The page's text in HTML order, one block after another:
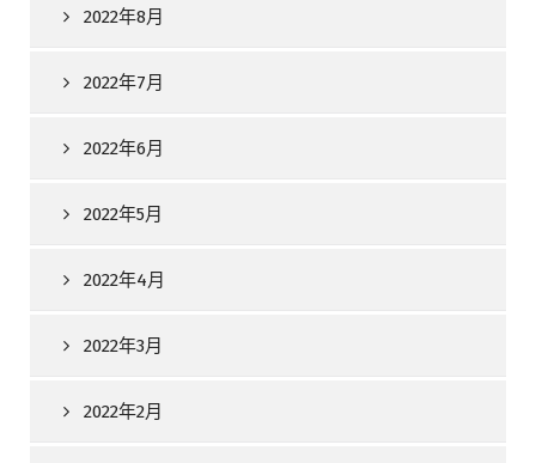
2022年8月
2022年7月
2022年6月
2022年5月
2022年4月
2022年3月
2022年2月